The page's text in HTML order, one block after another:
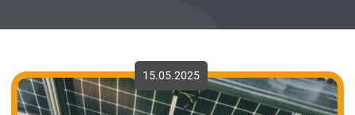
15.05.2025